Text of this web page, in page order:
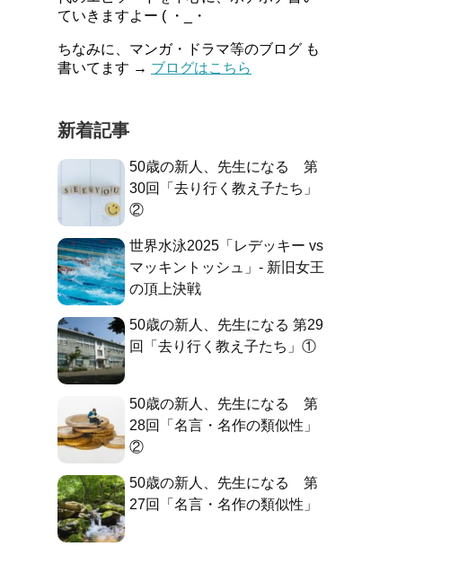
ていきますよー ( ・_・
ちなみに、マンガ・ドラマ等のブログ も
書いてます → ブログはこちら
新着記事
50歳の新人、先生になる 第
30回「去り行く教え子たち」
②
世界水泳2025「レデッキー vs
マッキントッシュ」- 新旧女王
の頂上決戦
50歳の新人、先生になる 第29
回「去り行く教え子たち」①
50歳の新人、先生になる 第
28回「名言・名作の類似性」
②
50歳の新人、先生になる 第
27回「名言・名作の類似性」